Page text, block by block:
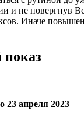
и не повергнув
Иначе
23 апреля 2023